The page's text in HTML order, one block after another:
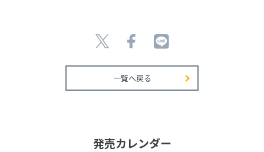
一覧へ戻る
発売カレンダー